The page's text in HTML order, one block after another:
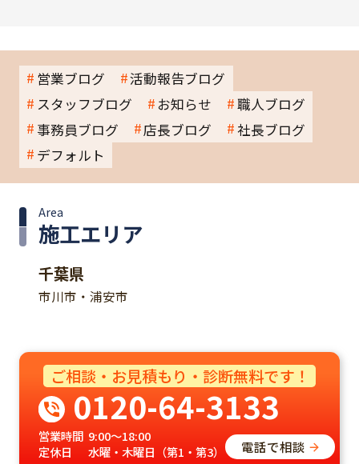
営業ブログ
活動報告ブログ
スタッフブログ
お知らせ
職人ブログ
事務員ブログ
店長ブログ
社長ブログ
デフォルト
施工エリア
Area
千葉県
市川市・浦安市
ご相談・お見積もり・診断無料です！
0120-64-3133
営業時間 9:00～18:00
定休日
水曜・木曜日（第1・第3） 電話で相談